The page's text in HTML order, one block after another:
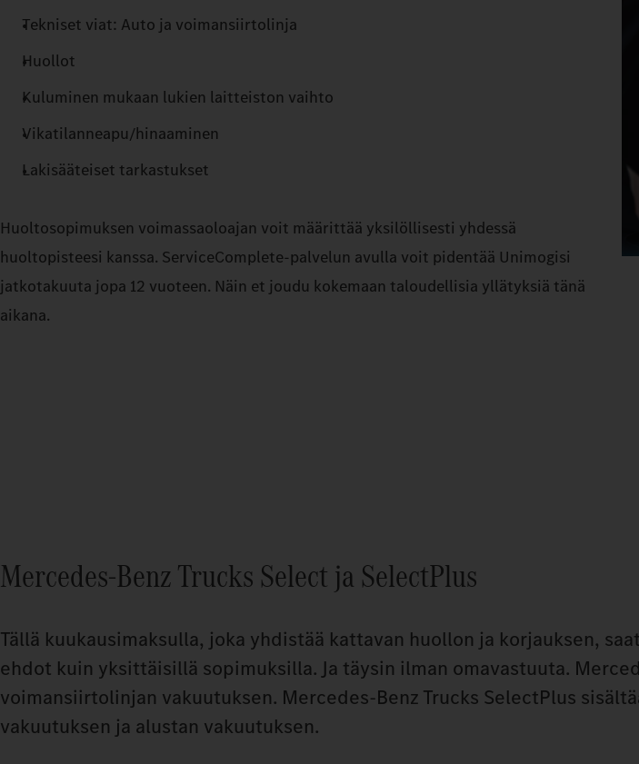
Tekniset viat: Auto ja voimansiirtolinja
Huollot
Kuluminen mukaan lukien laitteiston vaihto
Vikatilanneapu/hinaaminen
Lakisääteiset tarkastukset
Huoltosopimuksen voimassaoloajan voit määrittää yksilöllisesti yhdessä
huoltopisteesi kanssa. ServiceComplete-palvelun avulla voit pidentää Unimogisi
jatkotakuuta jopa 12 vuoteen. Näin et joudu kokemaan taloudellisia yllätyksiä tänä
aikana.
Mercedes‑Benz Trucks Select ja SelectPlus
Tällä kuukausimaksulla, joka yhdistää kattavan huollon ja korjauksen,
ehdot kuin yksittäisillä sopimuksilla. Ja täysin ilman omavastuuta.
voimansiirtolinjan vakuutuksen. Mercedes‑Benz Trucks SelectPlus
vakuutuksen ja alustan vakuutuksen.